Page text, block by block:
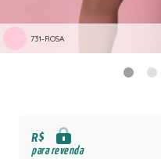
731-ROSA
R$
para revenda